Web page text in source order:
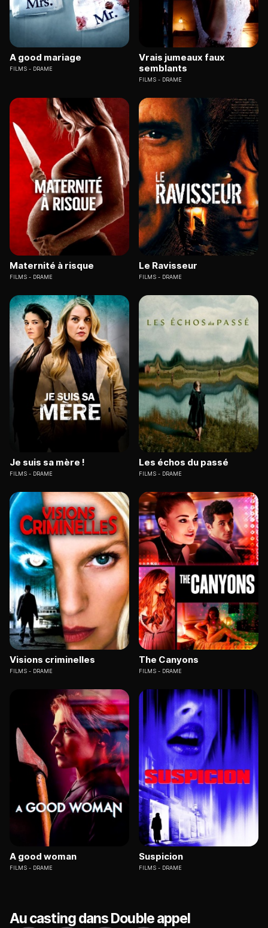
A good mariage
FILMS DRAME
Vrais jumeaux faux
semblants
FILMS DRAME
Maternité à risque
FILMS DRAME
Le Ravisseur
FILMS DRAME
Je suis sa mère !
FILMS DRAME
Les échos du passé
FILMS DRAME
Visions criminelles
FILMS DRAME
The Canyons
FILMS DRAME
A good woman
FILMS DRAME
Suspicion
FILMS DRAME
Au casting dans Double appel